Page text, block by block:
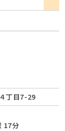
丁目7-29
17分